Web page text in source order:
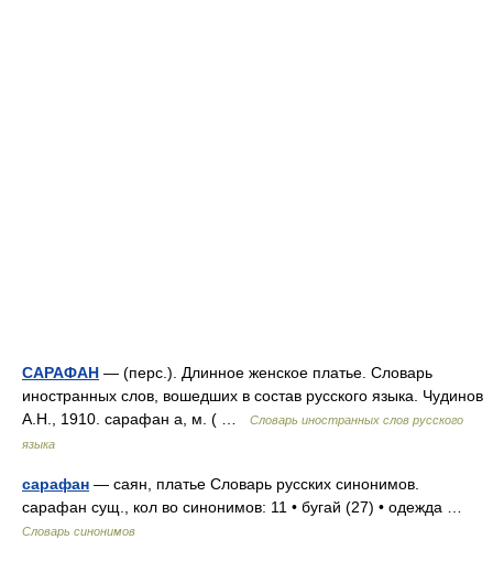
САРАФАН — (перс.). Длинное женское платье. Словарь
иностранных слов, вошедших в состав русского языка. Чудинов
А.Н., 1910. сарафан а, м. ( …
Словарь иностранных слов русского
языка
сарафан — саян, платье Словарь русских синонимов.
сарафан сущ., кол во синонимов: 11 • бугай (27) • одежда …
Словарь синонимов